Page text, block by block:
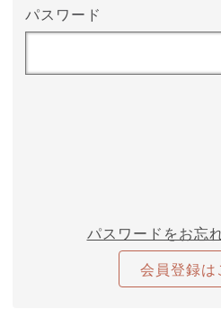
パスワード
パスワードをお忘
会員登録は